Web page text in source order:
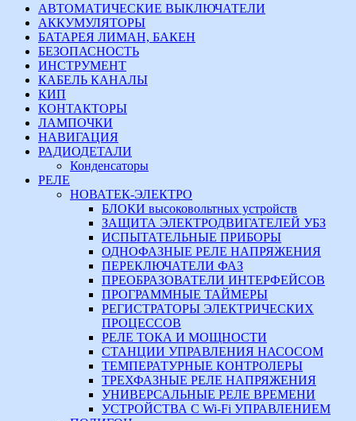
АВТОМАТИЧЕСКИЕ ВЫКЛЮЧАТЕЛИ
АККУМУЛЯТОРЫ
БАТАРЕЯ ЛИМАН, БАКЕН
БЕЗОПАСНОСТЬ
ИНСТРУМЕНТ
КАБЕЛЬ КАНАЛЫ
КИП
КОНТАКТОРЫ
ЛАМПОЧКИ
НАВИГАЦИЯ
РАДИОДЕТАЛИ
Конденсаторы
РЕЛЕ
НОВАТЕК-ЭЛЕКТРО
БЛОКИ высоковольтных устройств
ЗАЩИТА ЭЛЕКТРОДВИГАТЕЛЕЙ УБЗ
ИСПЫТАТЕЛЬНЫЕ ПРИБОРЫ
ОДНОФАЗНЫЕ РЕЛЕ НАПРЯЖЕНИЯ
ПЕРЕКЛЮЧАТЕЛИ ФАЗ
ПРЕОБРАЗОВАТЕЛИ ИНТЕРФЕЙСОВ
ПРОГРАММНЫЕ ТАЙМЕРЫ
РЕГИСТРАТОРЫ ЭЛЕКТРИЧЕСКИХ
ПРОЦЕССОВ
РЕЛЕ ТОКА И МОЩНОСТИ
СТАНЦИИ УПРАВЛЕНИЯ НАСОСОМ
ТЕМПЕРАТУРНЫЕ КОНТРОЛЕРЫ
ТРЕХФАЗНЫЕ РЕЛЕ НАПРЯЖЕНИЯ
УНИВЕРСАЛЬНЫЕ РЕЛЕ ВРЕМЕНИ
УСТРОЙСТВА С Wi-Fi УПРАВЛЕНИЕМ